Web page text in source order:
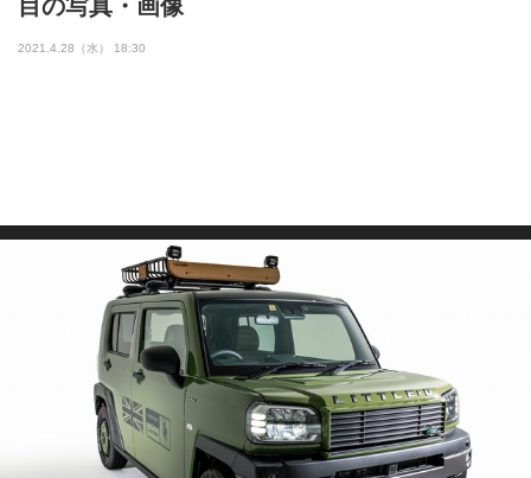
目の写真・画像
2021.4.28（水） 18:30